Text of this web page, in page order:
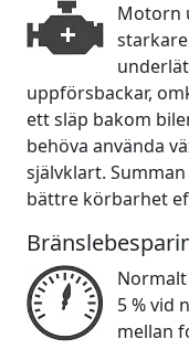
Motorn
uppförsbackar,
ett släp bakom
behöva använda
självklart.
bättre körbarhet
5 % vid
mellan